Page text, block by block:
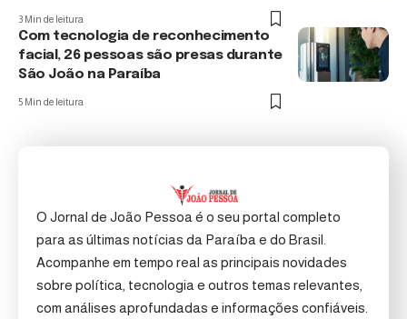
3 Min de leitura
Com tecnologia de reconhecimento
facial, 26 pessoas são presas durante
São João na Paraíba
5 Min de leitura
O Jornal de João Pessoa é o seu portal completo
para as últimas notícias da Paraíba e do Brasil.
Acompanhe em tempo real as principais novidades
sobre política, tecnologia e outros temas relevantes,
com análises aprofundadas e informações confiáveis.